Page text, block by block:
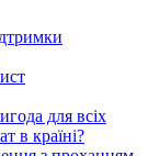
для всіх
в країні?